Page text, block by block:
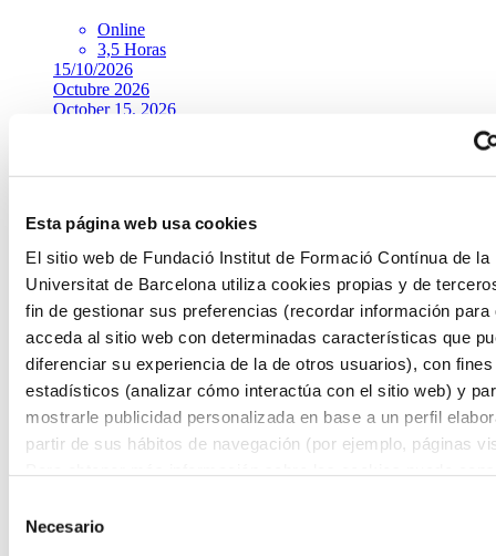
Esta página web usa cookies
El sitio web de Fundació Institut de Formació Contínua de la
Universitat de Barcelona utiliza cookies propias y de
fin de gestionar sus preferencias (recordar información para
acceda al sitio web con determinadas características que
diferenciar su experiencia de la de otros usuarios), con fines
estadísticos (analizar cómo interactúa con el sitio web) y
mostrarle publicidad personalizada en base a un perfil
partir de sus hábitos de navegación (por ejemplo, páginas
Necesario
Online
3,5 Horas
15/10/2026
Octubre 2026
October 15, 2026
Global Packaging Artwork: Diseño, Revisión y
Aprobación de Diseños Gráficos en la Industria
Farmacéutica. Control de Cambios y
Auditorías
7 Horas
06/10/2026
Octubre 2026
October 06, 2026
Matrícula abierta
Añadir a favoritos